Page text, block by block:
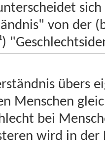
von der
übers
Menschen
bei
wird in der